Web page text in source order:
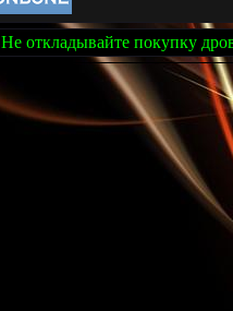
Не откладывайте покупку